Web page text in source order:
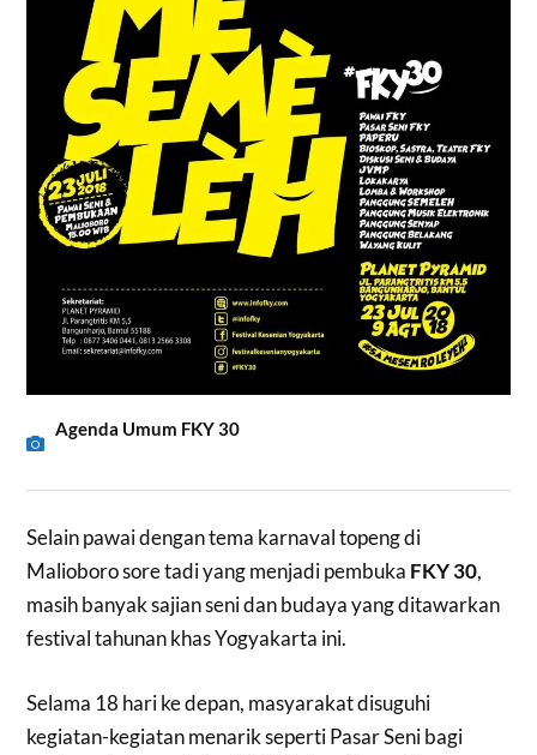
Agenda Umum FKY 30
Selain pawai dengan tema karnaval topeng di
Malioboro sore tadi yang menjadi pembuka FKY 30,
masih banyak sajian seni dan budaya yang ditawarkan
festival tahunan khas Yogyakarta ini.
Selama 18 hari ke depan, masyarakat disuguhi
kegiatan-kegiatan menarik seperti Pasar Seni bagi